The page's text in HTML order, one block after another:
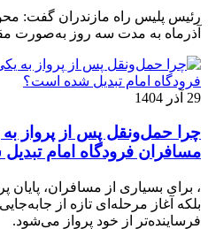
آذرماه به مدت سه روز
29 آذر 1404
چرا حمل‌ونقل پس از پرواز
مسافران فرودگاه امام
، برای بسیاری از مسافران، پایان
بلکه آغاز مرحله‌ای تازه از
فرساینده‌تر از خود پرواز می‌شود.